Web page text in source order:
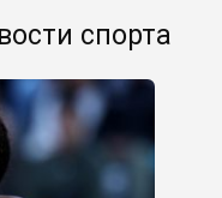
спорта